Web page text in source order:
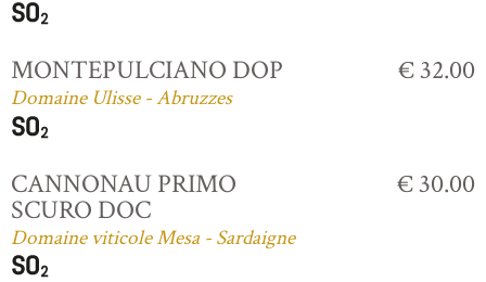
MONTEPULCIANO DOP
Domaine Ulisse - Abruzzes
€ 32.00
CANNONAU PRIMO
SCURO DOC
Domaine viticole Mesa - Sardaigne
€ 30.00